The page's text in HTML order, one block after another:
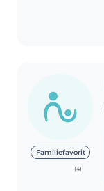
Familiefavorit
(4)